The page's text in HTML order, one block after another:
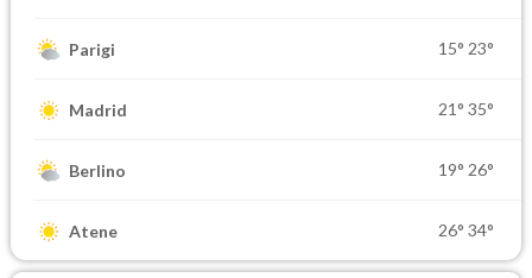
Parigi 15° 23°
Madrid 21° 35°
Berlino 19° 26°
Atene 26° 34°